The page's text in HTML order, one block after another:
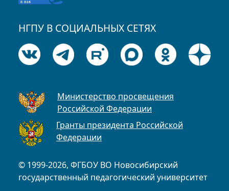
© 1999-2026, ФГБОУ ВО Новосибирский
государственный педагогический университет
НГПУ В СОЦИАЛЬНЫХ СЕТЯХ
Министерство просвещения
Российской Федерации
Гранты президента Российской
Федерации